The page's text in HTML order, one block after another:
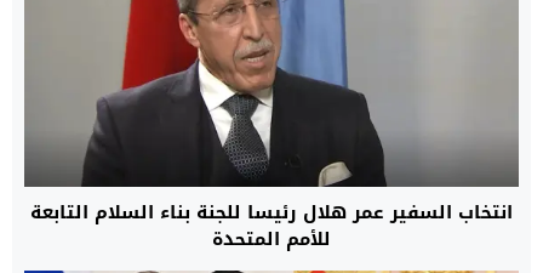
انتخاب السفير عمر هلال رئيسا للجنة بناء السلام التابعة
للأمم المتحدة